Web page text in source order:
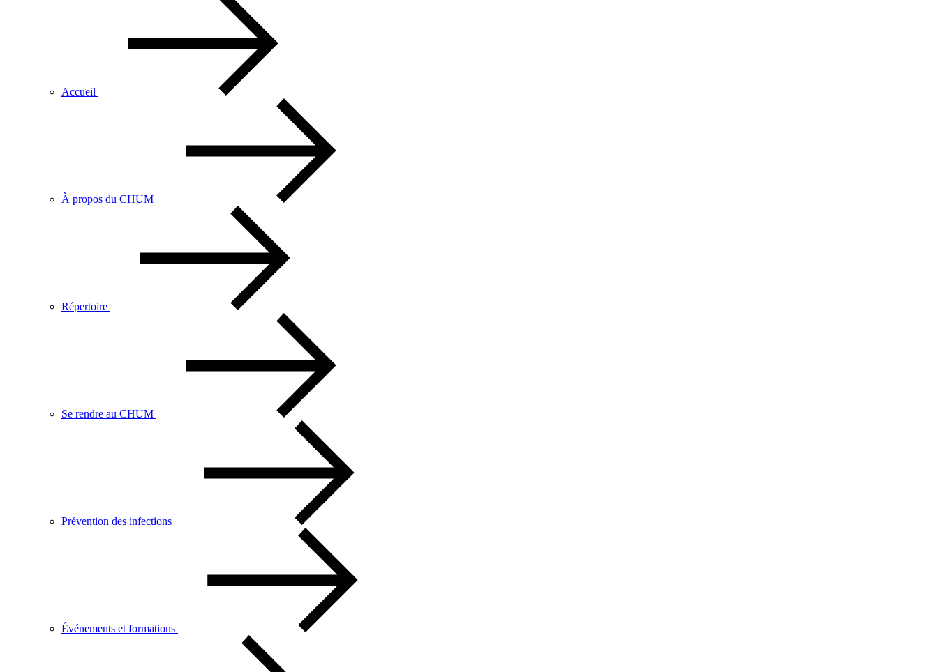
Accueil
À propos du CHUM
Répertoire
Se rendre au CHUM
Prévention des infections
Événements et formations